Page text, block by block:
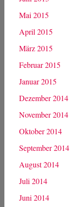
Mai 2015
April 2015
März 2015
Februar 2015
Januar 2015
Dezember 2014
November 2014
Oktober 2014
September 2014
August 2014
Juli 2014
Juni 2014